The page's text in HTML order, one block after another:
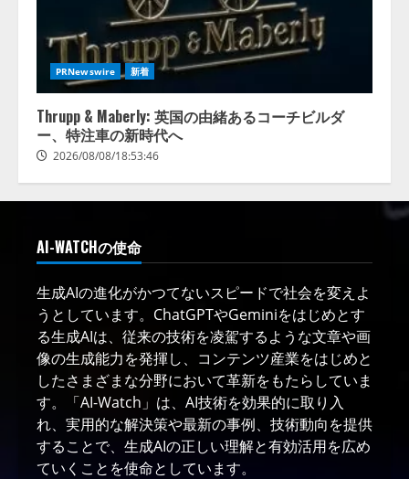
PRNewswire 新着
Thrupp & Maberly: 英国の由緒あるコーチビルダ
ー、特注車の新時代へ
2026/08/08/18:53:46
AI-WATCHの使命
生成AIの進化がかつてないスピードで社会を変えよ
うとしています。ChatGPTやGeminiをはじめとす
る生成AIは、従来の技術を凌駕するような文章や画
像の生成能力を発揮し、コンテンツ産業をはじめと
したさまざまな分野において革新をもたらしていま
す。「AI-Watch」は、AI技術を効果的に取り入
れ、実用的な解決策や最新の事例、技術動向を提供
することで、生成AIの正しい理解と有効活用を広め
ていくことを使命としています。